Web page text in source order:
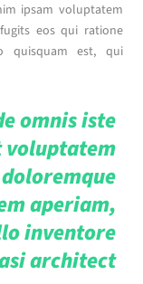
ipsam voluptatem
eos qui ratione
quisquam est, qui
omnis iste
aperiam,
inventore
architect